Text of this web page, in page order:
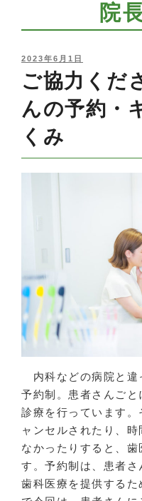
院
POSTED
2023年6月1日
ご協力くだ
んの予約・
くみ
内科などの病院と違
予約制。患者さんごと
診療を行っています
ャンセルされたり、
なかったりすると、
す。予約制は、患者さ
歯科医療を提供するた